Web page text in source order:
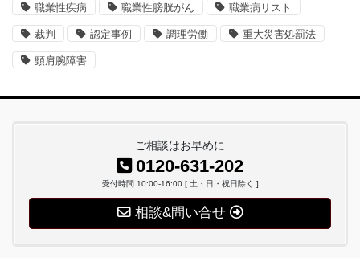
職業性疾病 職業性膀胱がん 職業病リスト
裁判 認定事例 調理労働 重大災害処罰法
頸肩腕障害
ご相談はお早めに
0120-631-202
受付時間 10:00-16:00 [ 土・日・祝日除く ]
相談&問い合せ